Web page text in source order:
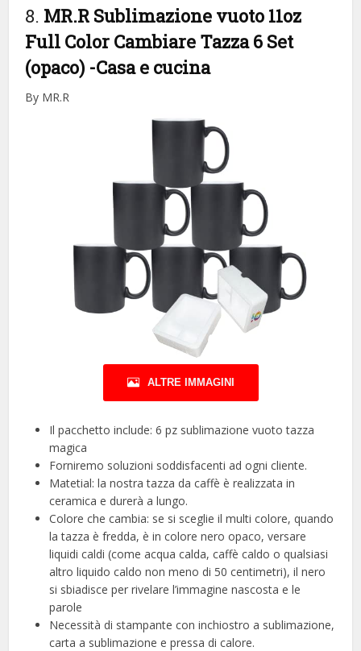
8. MR.R Sublimazione vuoto 11oz
Full Color Cambiare Tazza 6 Set
(opaco) -Casa e cucina
By MR.R
ALTRE IMMAGINI
Il pacchetto include: 6 pz sublimazione vuoto tazza
magica
Forniremo soluzioni soddisfacenti ad ogni cliente.
Matetial: la nostra tazza da caffè è realizzata in
ceramica e durerà a lungo.
Colore che cambia: se si sceglie il multi colore, quando
la tazza è fredda, è in colore nero opaco, versare
liquidi caldi (come acqua calda, caffè caldo o qualsiasi
altro liquido caldo non meno di 50 centimetri), il nero
si sbiadisce per rivelare l’immagine nascosta e le
parole
Necessità di stampante con inchiostro a sublimazione,
carta a sublimazione e pressa di calore.